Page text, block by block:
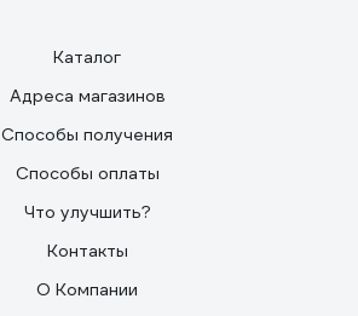
Каталог
Адреса магазинов
Способы получения
Способы оплаты
Что улучшить?
Контакты
О Компании